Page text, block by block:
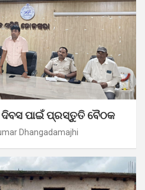
ଦିବସ ପାଇଁ ପ୍ରସ୍ତୁତି ବୈଠକ
Dhangadamajhi